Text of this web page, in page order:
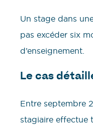
Un stage dans
pas excéder six
d’enseignement.
Le cas
Entre septembre
stagiaire effectue